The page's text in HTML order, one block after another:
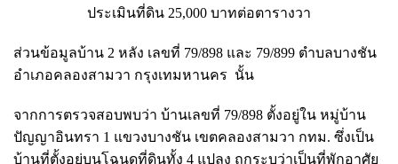
ประเมินที่ดิน 25,000 บาทต่อตารางวา
ส่วนข้อมูลบ้าน 2 หลัง เลขที่ 79/898 และ 79/899 ตำบลบางชัน
อำเภอคลองสามวา กรุงเทมหานคร นั้น
จากการตรวจสอบพบว่า บ้านเลขที่ 79/898 ตั้งอยู่ใน หมู่บ้าน
ปัญญาอินทรา 1 แขวงบางชัน เขตคลองสามวา กทม. ซึ่งเป็น
บ้านที่ตั้งอยู่บนโฉนดที่ดินทั้ง 4 แปลง ถูกระบุว่าเป็นที่พักอาศัย